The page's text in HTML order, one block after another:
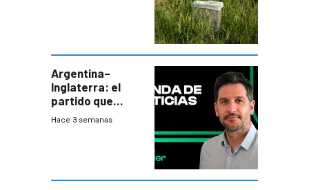
departamental
Argentina–
Inglaterra: el
partido que
nunca termina
Hace 3 semanas